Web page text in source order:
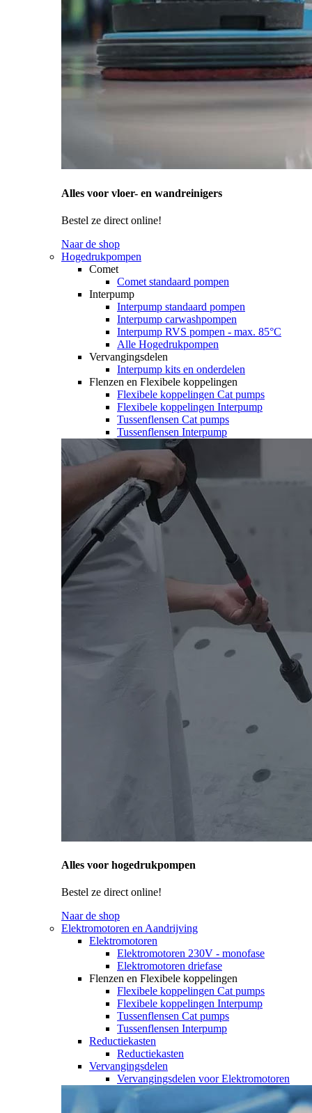
Alles voor vloer- en wandreinigers
Bestel ze direct online!
Naar de shop
Hogedrukpompen
Comet
Comet standaard pompen
Interpump
Interpump standaard pompen
Interpump carwashpompen
Interpump RVS pompen - max. 85°C
Alle Hogedrukpompen
Vervangingsdelen
Interpump kits en onderdelen
Flenzen en Flexibele koppelingen
Flexibele koppelingen Cat pumps
Flexibele koppelingen Interpump
Tussenflensen Cat pumps
Tussenflensen Interpump
Alles voor hogedrukpompen
Bestel ze direct online!
Naar de shop
Elektromotoren en Aandrijving
Elektromotoren
Elektromotoren 230V - monofase
Elektromotoren driefase
Flenzen en Flexibele koppelingen
Flexibele koppelingen Cat pumps
Flexibele koppelingen Interpump
Tussenflensen Cat pumps
Tussenflensen Interpump
Reductiekasten
Reductiekasten
Vervangingsdelen
Vervangingsdelen voor Elektromotoren